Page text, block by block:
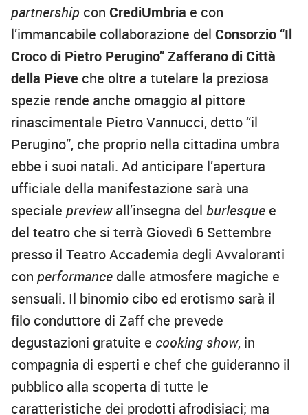
partnership con CrediUmbria e con
l’immancabile collaborazione del Consorzio “Il
Croco di Pietro Perugino” Zafferano di Città
della Pieve che oltre a tutelare la preziosa
spezie rende anche omaggio al pittore
rinascimentale Pietro Vannucci, detto “il
Perugino”, che proprio nella cittadina umbra
ebbe i suoi natali. Ad anticipare l’apertura
ufficiale della manifestazione sarà una
speciale previewall’insegna del burlesque e
del teatro che si terrà Giovedì 6 Settembre
presso il Teatro Accademia degli Avvaloranti
con performance dalle atmosfere magiche e
sensuali. Il binomio cibo ed erotismo sarà il
filo conduttore di Zaff che prevede
degustazioni gratuite e cooking show, in
compagnia di esperti e chef che guideranno il
pubblico alla scoperta di tutte le
caratteristiche dei prodotti afrodisiaci; ma